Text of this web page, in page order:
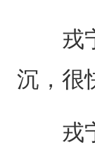
戎宁
沉，很
戎宁